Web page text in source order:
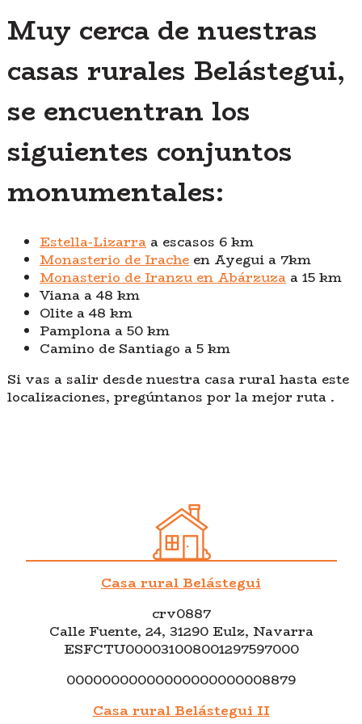
Muy cerca de nuestras
casas rurales Belástegui,
se encuentran los
siguientes conjuntos
monumentales:
Estella-Lizarraa escasos 6 km
Monasterio de Iracheen Ayegui a 7km
Monasterio de Iranzu en Abárzuzaa 15 km
Viana a 48 km
Olite a 48 km
Pamplona a 50 km
Camino de Santiago a 5 km
Si vas a salir desde nuestra casa rural hasta este
localizaciones, pregúntanos por la mejor ruta .
Casa rural Belástegui
crv0887
Calle Fuente, 24, 31290 Eulz, Navarra
ESFCTU000031008001297597000
00000000000000000000008879
Casa rural Belástegui II